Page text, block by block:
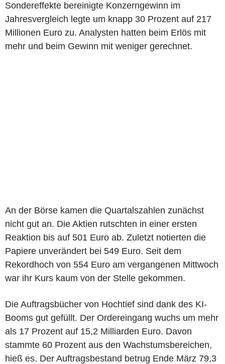
Sondereffekte bereinigte Konzerngewinn im
Jahresvergleich legte um knapp 30 Prozent auf 217
Millionen Euro zu. Analysten hatten beim Erlös mit
mehr und beim Gewinn mit weniger gerechnet.
An der Börse kamen die Quartalszahlen zunächst
nicht gut an. Die Aktien rutschten in einer ersten
Reaktion bis auf 501 Euro ab. Zuletzt notierten die
Papiere unverändert bei 549 Euro. Seit dem
Rekordhoch von 554 Euro am vergangenen Mittwoch
war ihr Kurs kaum von der Stelle gekommen.
Die Auftragsbücher von Hochtief sind dank des KI-
Booms gut gefüllt. Der Ordereingang wuchs um mehr
als 17 Prozent auf 15,2 Milliarden Euro. Davon
stammte 60 Prozent aus den Wachstumsbereichen,
hieß es. Der Auftragsbestand betrug Ende März 79,3